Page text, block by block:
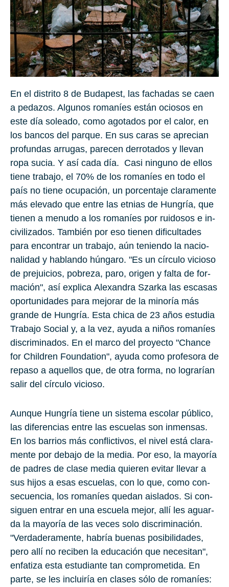
En el dis­tri­to 8 de Bu­da­pest, las fa­cha­das se caen
a pe­da­zos. Al­gu­nos ro­ma­níes están ocio­sos en
este día so­lea­do, como ago­ta­dos por el calor, en
los ban­cos del par­que. En sus caras se apre­cian
pro­fun­das arru­gas, pa­re­cen de­rro­ta­dos y lle­van
ropa sucia. Y así cada día. Casi nin­guno de ellos
tiene tra­ba­jo, el 70% de los ro­ma­níes en todo el
país no tie­ne ocu­pa­ción, un por­cen­ta­je cla­ra­men­te
más ele­va­do que entre las et­nias de Hun­gría, que
tie­nen a me­nu­do a los ro­ma­níes por rui­do­sos e in­
ci­vi­li­za­dos. Tam­bién por eso tie­nen di­fi­cul­ta­des
para en­con­trar un tra­ba­jo, aún te­nien­do la na­cio­
na­li­dad y ha­blan­do hún­ga­ro. "Es un círcu­lo vi­cio­so
de pre­jui­cios, po­bre­za, paro, ori­gen y falta de for­
ma­ción", así ex­pli­ca Alex­an­dra Szar­ka las es­ca­sas
opor­tu­ni­da­des para me­jo­rar de la mi­no­ría más
gran­de de Hun­gría. Esta chica de 23 años es­tu­dia
Tra­ba­jo So­cial y, a la vez, ayuda a niños ro­ma­níes
dis­cri­mi­na­dos. En el marco del pro­yec­to "Chan­ce
for Chil­dren Foun­da­tion", ayuda como pro­fe­so­ra de
re­pa­so a aque­llos que, de otra forma, no lo­gra­rían
salir del círcu­lo vi­cio­so.
Aun­que Hun­gría tiene un sis­te­ma es­co­lar pú­bli­co,
las di­fe­ren­cias entre las es­cue­las son in­men­sas.
En los ba­rrios más con­flic­ti­vos, el nivel está cla­ra­
men­te por de­ba­jo de la media. Por eso, la ma­yo­ría
de pa­dres de clase media quie­ren evi­tar lle­var a
sus hijos a esas es­cue­las, con lo que, como con­
se­cuen­cia, los ro­ma­níes que­dan ais­la­dos. Si con­
si­guen en­trar en una es­cue­la mejor, allí les aguar­
da la ma­yo­ría de las veces solo dis­cri­mi­na­ción.
"Ver­da­de­ra­men­te, ha­bría bue­nas po­si­bi­li­da­des,
pero allí no re­ci­ben la edu­ca­ción que ne­ce­si­tan",
en­fa­ti­za esta es­tu­dian­te tan com­pro­me­ti­da. En
parte, se les in­clui­ría en cla­ses sólo de ro­ma­níes: